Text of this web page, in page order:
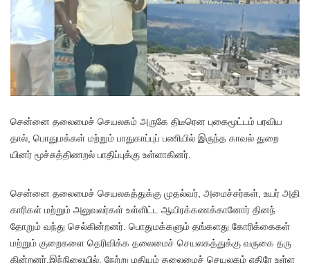
சென்னை தலை​மைச் செயல​கம் அருகே திடீரென புகைமூட்​டம் பரவிய​
தால், பொது​மக்​கள் மற்​றும் பாது​காப்​புப் பணி​யில் இருந்த காவல் துறை​
யினர் மூச்​சுத்​திணறல் பாதிப்​புக்கு உள்​ளாகினர்.
சென்னை தலை​மைச் செயல​கத்​துக்கு முதல்​வர், அமைச்​சர்​கள், உயர் அதி​
காரி​கள் மற்​றும் அலு​வலர்​கள் உள்​ளிட்ட ஆயிரக்​கணக்​கானோர் தினந்​
தோறும் வந்து செல்​கின்​றனர். பொது​மக்​களும் தங்​களது கோரிக்​கைகள்
மற்​றும் குறை​களை தெரிவிக்க தலை​மைச் செயல​கத்​துக்கு வருகை தரு​
கின்​றனர்.இந்​நிலை​யில், நேற்று மதி​யம் தலை​மைச் செயல​கம் எதிரே உள்ள